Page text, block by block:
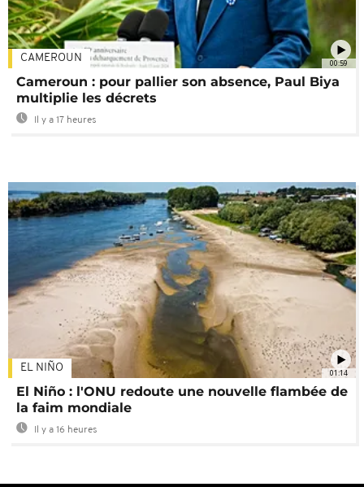
00:59
CAMEROUN
Cameroun : pour pallier son absence, Paul Biya
multiplie les décrets
Il y a 17 heures
01:14
EL NIÑO
El Niño : l'ONU redoute une nouvelle flambée de
la faim mondiale
Il y a 16 heures